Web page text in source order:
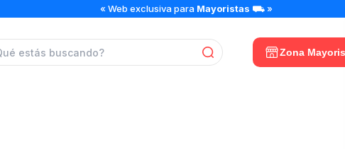
« Web exclusiva para Mayoristas ⛟ »
Zona